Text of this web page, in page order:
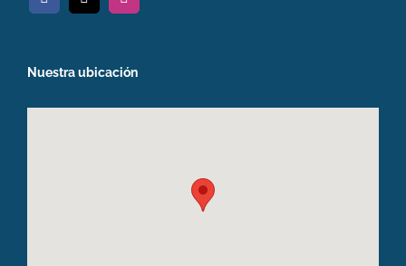
Nuestra ubicación